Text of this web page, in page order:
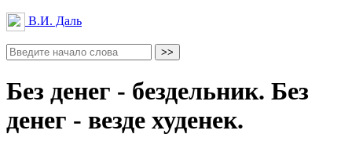
В.И. Даль
Без денег - бездельник. Без
денег - везде худенек.